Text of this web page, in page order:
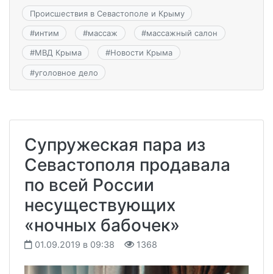
Происшествия в Севастополе и Крыму
#интим #массаж #массажный салон
#МВД Крыма #Новости Крыма
#уголовное дело
Супружеская пара из
Севастополя продавала
по всей России
несуществующих
«ночных бабочек»
01.09.2019 в 09:38 1368